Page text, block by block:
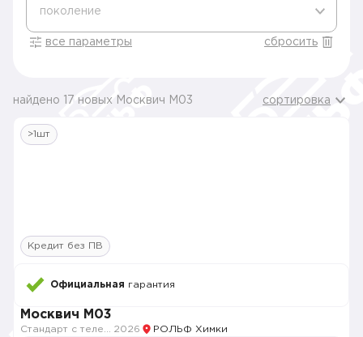
поколение
все параметры сбросить
найдено 17 новых Москвич M03 сортировка
>1шт
Кредит без ПВ
Официальная гарантия
Москвич M03
2026 РОЛЬФ Химки